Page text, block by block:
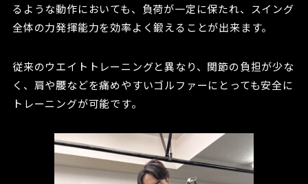
るような動作においても、負荷が一定に保たれ、スイング
全体の力発揮能力を効率よく鍛えることが出来ます。
従来のウエイトトレーニングと異なり、関節の負担が少な
く、肩や腰などを痛めやすいゴルファーにとっても安全に
トレーニングが可能です。